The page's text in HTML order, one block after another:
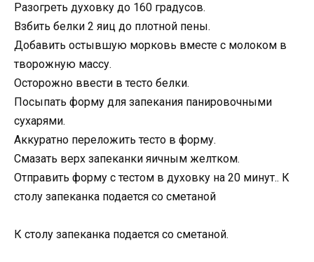
Разогреть духовку до 160 градусов.
Взбить белки 2 яиц до плотной пены.
Добавить остывшую морковь вместе с молоком в
творожную массу.
Осторожно ввести в тесто белки.
Посыпать форму для запекания панировочными
сухарями.
Аккуратно переложить тесто в форму.
Смазать верх запеканки яичным желтком.
Отправить форму с тестом в духовку на 20 минут.. К
столу запеканка подается со сметаной
К столу запеканка подается со сметаной.